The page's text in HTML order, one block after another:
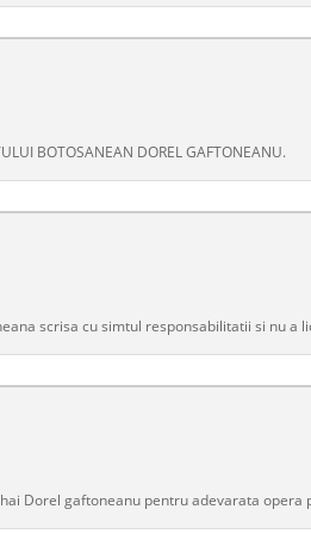
BOTOSANEAN DOREL GAFTONEANU.
scrisa cu simtul responsabilitatii si nu a
Dorel gaftoneanu pentru adevarata opera